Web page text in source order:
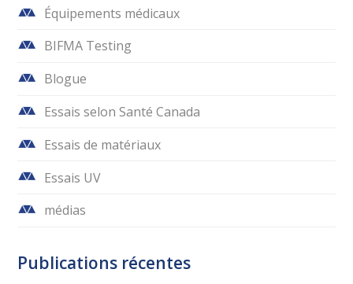
Équipements médicaux
BIFMA Testing
Blogue
Essais selon Santé Canada
Essais de matériaux
Essais UV
médias
Publications récentes